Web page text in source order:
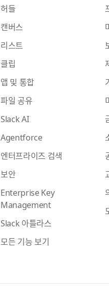
허들
캔버스
리스트
클립
앱 및 통합
파일 공유
Slack AI
Agentforce
엔터프라이즈 검색
보안
Enterprise Key
Management
Slack 아틀라스
모든 기능 보기